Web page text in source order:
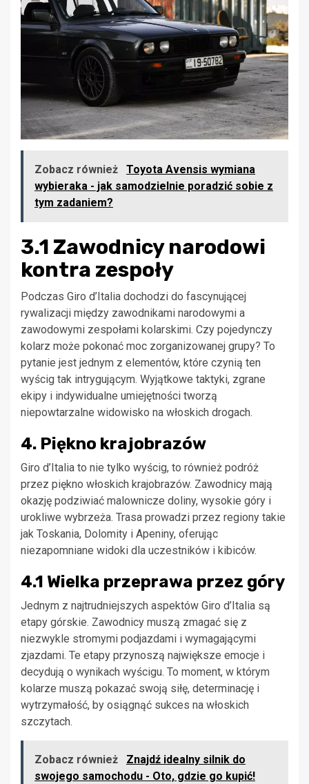
Zobacz również
Toyota Avensis wymiana
wybieraka - jak samodzielnie poradzić sobie z
tym zadaniem?
3.1 Zawodnicy narodowi
kontra zespoły
Podczas Giro d’Italia dochodzi do fascynującej
rywalizacji między zawodnikami narodowymi a
zawodowymi zespołami kolarskimi. Czy pojedynczy
kolarz może pokonać moc zorganizowanej grupy? To
pytanie jest jednym z elementów, które czynią ten
wyścig tak intrygującym. Wyjątkowe taktyki, zgrane
ekipy i indywidualne umiejętności tworzą
niepowtarzalne widowisko na włoskich drogach.
4. Piękno krajobrazów
Giro d’Italia to nie tylko wyścig, to również podróż
przez piękno włoskich krajobrazów. Zawodnicy mają
okazję podziwiać malownicze doliny, wysokie góry i
urokliwe wybrzeża. Trasa prowadzi przez regiony takie
jak Toskania, Dolomity i Apeniny, oferując
niezapomniane widoki dla uczestników i kibiców.
4.1 Wielka przeprawa przez góry
Jednym z najtrudniejszych aspektów Giro d’Italia są
etapy górskie. Zawodnicy muszą zmagać się z
niezwykle stromymi podjazdami i wymagającymi
zjazdami. Te etapy przynoszą największe emocje i
decydują o wynikach wyścigu. To moment, w którym
kolarze muszą pokazać swoją siłę, determinację i
wytrzymałość, by osiągnąć sukces na włoskich
szczytach.
Zobacz również
Znajdź idealny silnik do
swojego samochodu - Oto, gdzie go kupić!